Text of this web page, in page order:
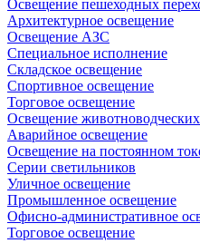
Освещение пешеходных
Архитектурное освещение
Освещение АЗС
Специальное исполнение
Складское освещение
Спортивное освещение
Торговое освещение
Освещение
Аварийное освещение
Освещение на постоянном
Серии светильников
Уличное освещение
Промышленное освещение
Офисно-административное
Торговое освещение